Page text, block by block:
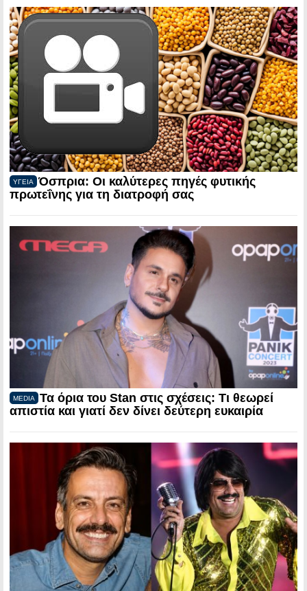
ΥΓΕΙΑ
Όσπρια: Οι καλύτερες πηγές φυτικής
πρωτεΐνης για τη διατροφή σας
MEDIA
Τα όρια του Stan στις σχέσεις: Τι θεωρεί
απιστία και γιατί δεν δίνει δεύτερη ευκαιρία